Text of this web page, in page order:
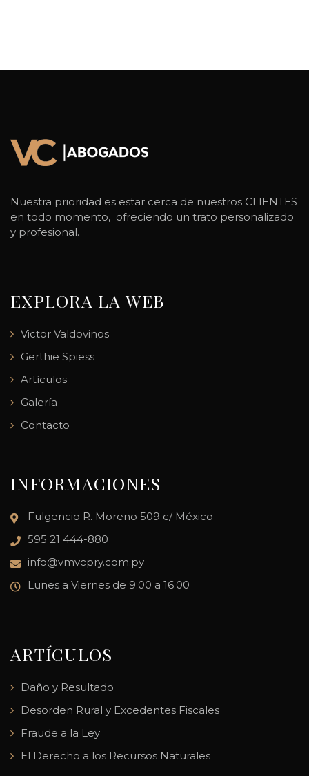
Nuestra prioridad es estar cerca de nuestros CLIENTES
en todo momento, ofreciendo un trato personalizado
y profesional.
EXPLORA LA WEB
Victor Valdovinos
Gerthie Spiess
Artículos
Galería
Contacto
INFORMACIONES
Fulgencio R. Moreno 509 c/ México
595 21 444-880
info@vmvcpry.com.py
Lunes a Viernes de 9:00 a 16:00
ARTÍCULOS
Daño y Resultado
Desorden Rural y Excedentes Fiscales
Fraude a la Ley
El Derecho a los Recursos Naturales